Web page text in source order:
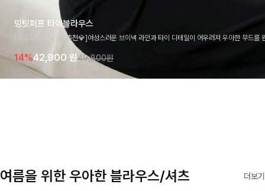
밍팃퍼프 타이블라우스
[고급스러움/하객룩추천💎]여성스러운 브이넥 라인과 타이 디테일이 어우러져 우아한 무드를
라우스 🤍 여유로운 7부 소매로 편안하게 착용되며 데일리룩부터 출근룩, 하객룩까지 세련된
기 좋은 아이템이에요
14%42,900 원49,800원
여름을 위한 우아한 블라우스/셔츠 더보기